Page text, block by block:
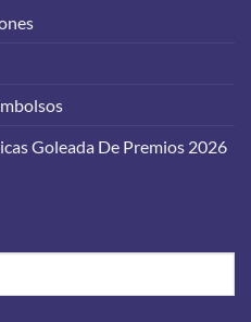
Goleada De Premios 2026